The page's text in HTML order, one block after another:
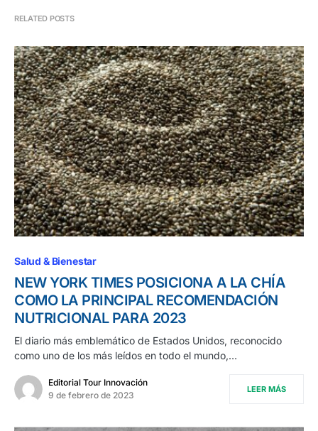
RELATED POSTS
Salud & Bienestar
NEW YORK TIMES POSICIONA A LA CHÍA
COMO LA PRINCIPAL RECOMENDACIÓN
NUTRICIONAL PARA 2023
El diario más emblemático de Estados Unidos, reconocido
como uno de los más leídos en todo el mundo,…
Editorial Tour Innovación
9 de febrero de 2023
LEER MÁS